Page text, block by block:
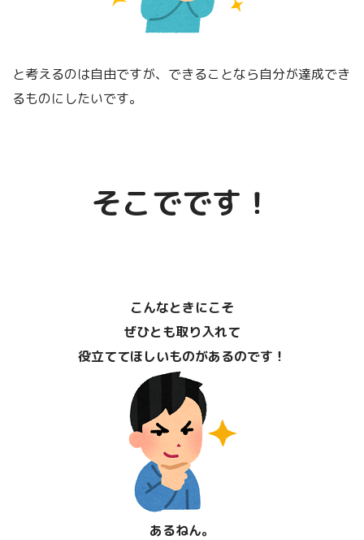
という方には、下記の書籍をご覧いただけるとありがたいです。
恵」について
「賢人の知恵」その他について
こちらです！
と考えるのは自由ですが、できることなら自分が達成でき
るものにしたいです。
そこでです！
こんなときにこそ
ぜひとも取り入れて
役立ててほしいものがあるのです！
あるねん。